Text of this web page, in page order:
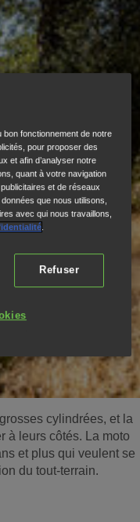
cylindrées, et la
à leurs côtés. La moto
et plus qui veulent se
du tout-terrain.
fonctionnement de notre
pour proposer des
et afin d’analyser notre
quant à votre navigation
et de réseaux
que nous utilisons,
avec qui nous travaillons,
Refuser